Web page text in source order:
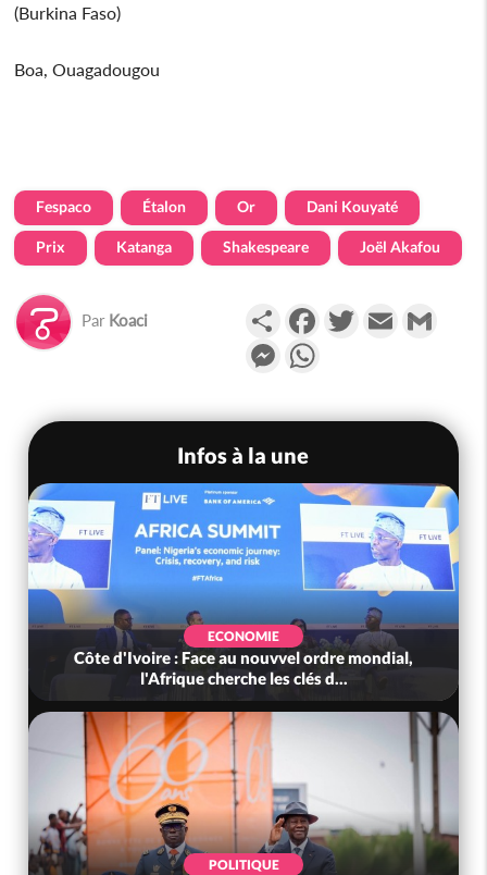
(Burkina Faso)
Boa, Ouagadougou
Fespaco Étalon Or Dani Kouyaté
Prix Katanga Shakespeare Joël Akafou
Par Koaci PartagerFacebookTwitterEmail
Messenger
Infos à la une
ECONOMIE
Côte d'Ivoire : Face au nouvvel ordre mondial,
l'Afrique cherche les clés d...
POLITIQUE